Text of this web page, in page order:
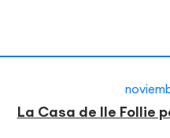
La Casa de lle Follie